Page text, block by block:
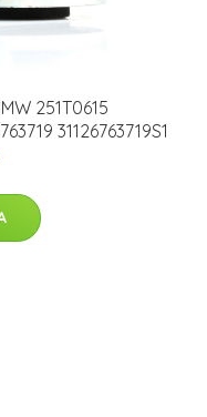
251T0615
31126763719S1